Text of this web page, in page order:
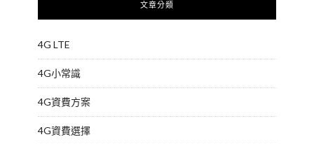
文章分類
4G LTE
4G小常識
4G資費方案
4G資費選擇